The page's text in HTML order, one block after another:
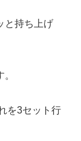
と持ち上げ
を3セット行